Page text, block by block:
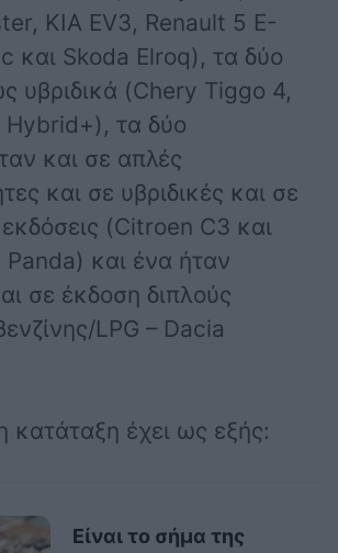
KIA EV3, Renault 5 E-
και Skoda Elroq), τα δύο
υβριδικά (Chery Tiggo 4,
Hybrid+), τα δύο
και σε απλές
και σε υβριδικές και σε
(Citroen C3 και
και ένα ήταν
σε έκδοση διπλούς
LPG – Dacia
κατάταξη έχει ως εξής:
Είναι το σήμα της